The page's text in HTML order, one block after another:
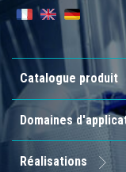
Catalogue produit
Domaines
Réalisations